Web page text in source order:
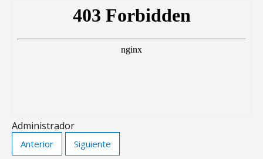
Administrador
Anterior Siguiente